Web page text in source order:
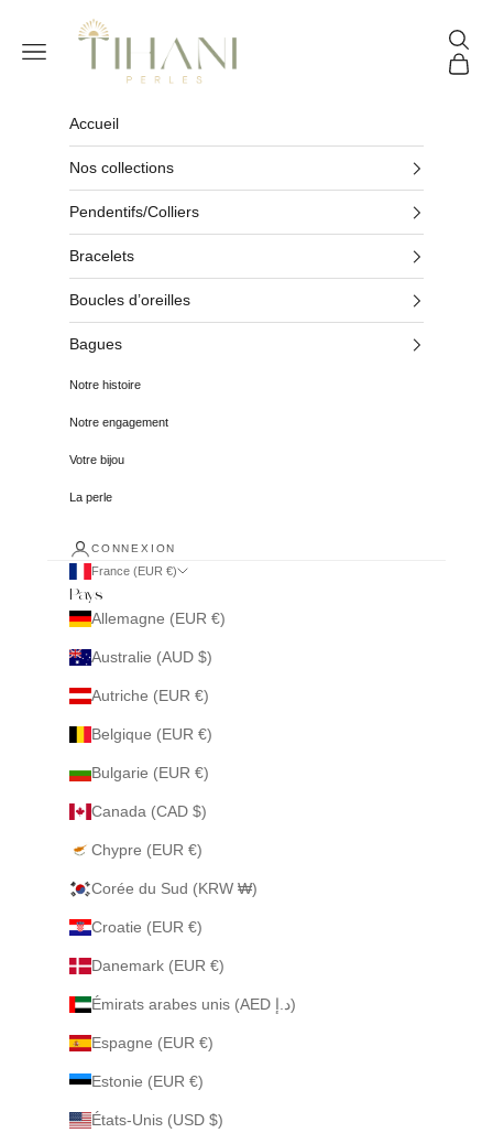
Tihani Perles
Menu
Panier
Accueil
Nos collections
Pendentifs/Colliers
Bracelets
Boucles d’oreilles
Bagues
Notre histoire
Notre engagement
Votre bijou
La perle
CONNEXION
France (EUR €)
Pays
Allemagne (EUR €)
Australie (AUD $)
Autriche (EUR €)
Belgique (EUR €)
Bulgarie (EUR €)
Canada (CAD $)
Chypre (EUR €)
Corée du Sud (KRW ₩)
Croatie (EUR €)
Danemark (EUR €)
Émirats arabes unis (AED د.إ)
Espagne (EUR €)
Estonie (EUR €)
États-Unis (USD $)